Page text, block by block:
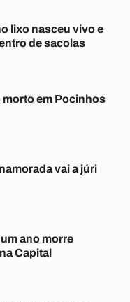
lixo nasceu vivo e
de sacolas
em Pocinhos
vai a júri
ano morre
Capital